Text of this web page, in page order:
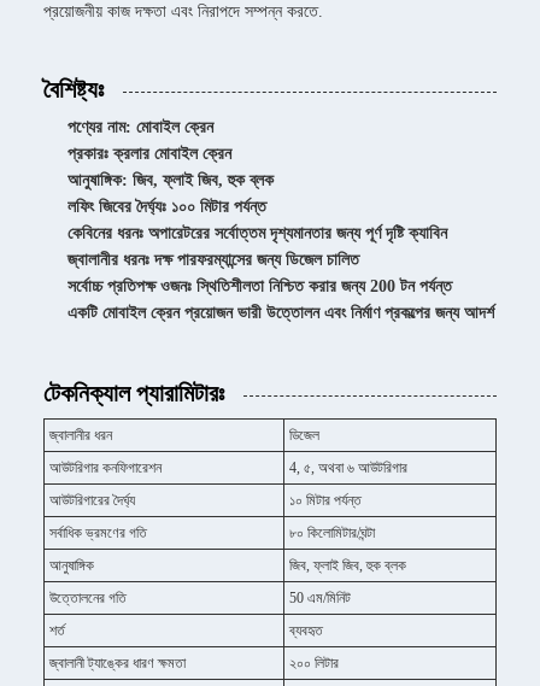
প্রয়োজনীয় কাজ দক্ষতা এবং নিরাপদে সম্পন্ন করতে.
বৈশিষ্ট্যঃ
পণ্যের নাম: মোবাইল ক্রেন
প্রকারঃ ক্রলার মোবাইল ক্রেন
আনুষাঙ্গিক: জিব, ফ্লাই জিব, হুক ব্লক
লফিং জিবের দৈর্ঘ্যঃ ১০০ মিটার পর্যন্ত
কেবিনের ধরনঃ অপারেটরের সর্বোত্তম দৃশ্যমানতার জন্য পূর্ণ দৃষ্টি ক্যাবিন
জ্বালানীর ধরনঃ দক্ষ পারফরম্যান্সের জন্য ডিজেল চালিত
সর্বোচ্চ প্রতিপক্ষ ওজনঃ স্থিতিশীলতা নিশ্চিত করার জন্য 200 টন পর্যন্ত
একটি মোবাইল ক্রেন প্রয়োজন ভারী উত্তোলন এবং নির্মাণ প্রকল্পের জন্য আদর্শ
টেকনিক্যাল প্যারামিটারঃ
জ্বালানীর ধরন
ডিজেল
আউটরিগার কনফিগারেশন
4, ৫, অথবা ৬ আউটরিগার
আউটরিগারের দৈর্ঘ্য
১০ মিটার পর্যন্ত
সর্বাধিক ভ্রমণের গতি
৮০ কিলোমিটার/ঘন্টা
আনুষাঙ্গিক
জিব, ফ্লাই জিব, হুক ব্লক
উত্তোলনের গতি
50 এম/মিনিট
শর্ত
ব্যবহৃত
জ্বালানী ট্যাঙ্কের ধারণ ক্ষমতা
২০০ লিটার